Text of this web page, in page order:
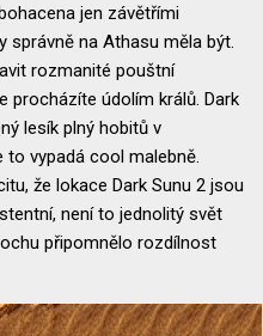
jen závětřími
správně na Athasu měla být.
rozmanité pouštní
procházíte údolím králů. Dark
lesík plný hobitů v
vypadá cool malebně.
že lokace Dark Sunu 2 jsou
není to jednolitý svět
připomnělo rozdílnost